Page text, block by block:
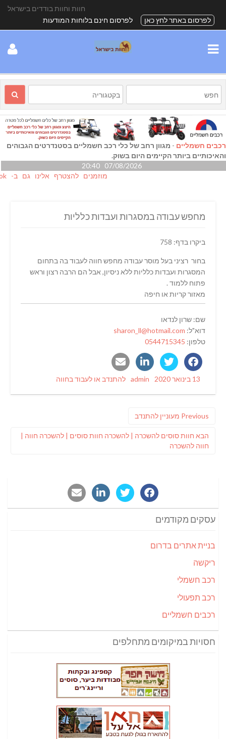
חוות וחוות בודדים בישראל
לפרסום באתר לחץ כאן
לפרסום חינם בלוחות המודעות
רכבים חשמליים - מגוון רחב של כלי רכב חשמליים בסטנדרטים הגבוהים
והאיכותיים ביותר הקיימים היום בשוק.
07/08/2026 20:40
מוזמנים להצטרף אלינו גם ב- facebook
מחפש עבודה במסגרות ועבדות כלליות
ביקרו בדף: 758
בחור רציני בעל מוסר עבודה מחפש חווה לעבוד בה בתחום
המסגרות ועבדות כלליות ללא ניסיון, אבל הם הרבה רצון וראש
פתוח ללמוד .
מאזור קריות או חיפה
שם: שרון לנדאו
דוא"ל: sharon_ll@hotmail.com
טלפון: 0544715345
Posted
13 בינואר 2020 Author
admin
Categories
להתנדב או לעבוד בחווה
Previous
Previous
מעוניין להתנדב
הבא פוסט
הבא:
חוות סוסים להשכרה | להשכרה חוות סוסים | להשכרה חווה |
חווה להשכרה
עסקים מקודמים
בניית אתרים בדרום
ריקשה
רכב חשמלי
רכב תפעולי
רכבים חשמליים
חסויות במיקומים מתחלפים